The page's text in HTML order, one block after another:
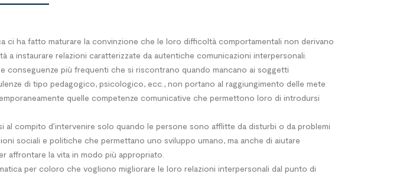
ha fatto maturare la convinzione che le loro difficoltà comportamentali non derivano
instaurare relazioni caratterizzate da autentiche comunicazioni interpersonali.
più frequenti che si riscontrano quando mancano ai soggetti
di tipo pedagogico, psicologico, ecc., non portano al raggiungimento delle mete
quelle competenze comunicative che permettono loro di introdursi
compito d’intervenire solo quando le persone sono afflitte da disturbi o da problemi
sociali e politiche che permettano uno sviluppo umano, ma anche di aiutare
af­frontare la vita in modo più appropriato.
per coloro che vogliono migliorare le loro rela­zioni interpersonali dal punto di